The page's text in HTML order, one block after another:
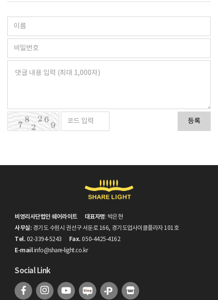
등록
비영리사단법인 쉐어라이트 대표자명: 박은현
사무실: 경기도 수원시 권선구 서둔로 166, 경기도업사이클플라자 101호
Tel. 02-3394-5243 Fax. 050-4425-4162
E-mail info@share-light.co.kr
Social Link